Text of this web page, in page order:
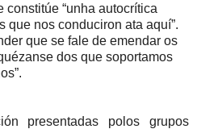
“unha autocrítica
que nos conduciron ata aquí”.
que se fale de emendar os
dos que soportamos
presentadas polos grupos